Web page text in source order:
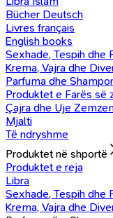
Bücher Deutsch
Livres français
English books
Sexhade, Tespih dhe
Krema, Vajra dhe
Parfuma dhe
Produktet e Farës së
Çajra dhe Uje
Mjalti
Të ndryshme
Produktet në shportë
Produktet e reja
Libra
Sexhade, Tespih dhe
Krema, Vajra dhe